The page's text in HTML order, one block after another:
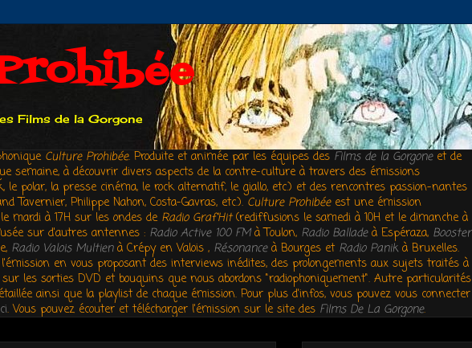
Films de la Gorgone
Culture Prohibée. Produite et animée par les équipes des Films de la Gorgoneet de
semaine, à découvrir divers aspects de la contre-culture à travers des émissions
polar, la presse cinéma, le rock alternatif, le giallo, etc.) et des rencontres passion-nantes
Tavernier, Philippe Nahon, Costa-Gavras, etc.). Culture Prohibéeest une émission
mardi à 17H sur les ondes de Radio Graf'Hit (rediffusions le samedi à 10H et le dimanche à
sur d'autres antennes : Radio Active 100 FMà Toulon, Radio Balladeà Espéraza, Booster
Radio Valois Multienà Crépy en Valois , Résonanceà Bourges et Radio Panik à Bruxelles.
en vous proposant des interviews inédites, des prolongements aux sujets traités à
les sorties DVD et bouquins que nous abordons "radiophoniquement". Autre particularités
ainsi que la playlist de chaque émission. Pour plus d'infos, vous pouvez vous connecter
.Vous pouvez écouter et télécharger l'émission sur le site des Films De La Gorgone.